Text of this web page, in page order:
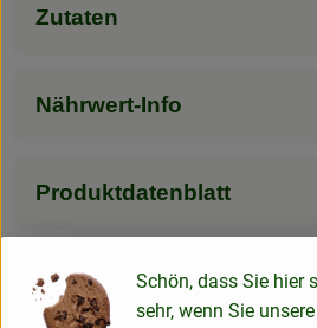
Zutaten
Nährwert-Info
Produktdatenblatt
Verwendet oder empfohlen
Schön, dass Sie hier
sehr, wenn Sie